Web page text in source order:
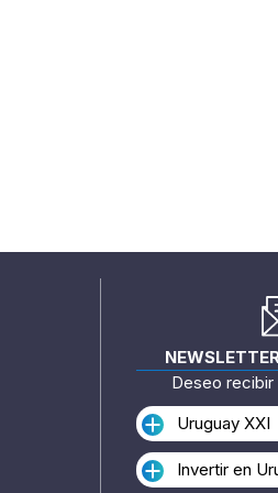
Deseo
Uruguay XXI
Invertir en